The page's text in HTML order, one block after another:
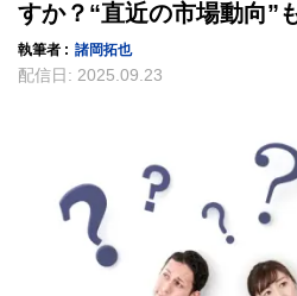
すか？“直近の市場動向”
執筆者 : 諸岡拓也
配信日: 2025.09.23